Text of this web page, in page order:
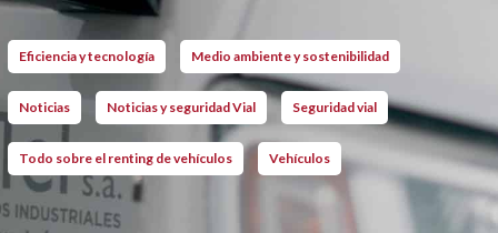
Eficiencia y tecnología Medio ambiente y sostenibilidad
Noticias Noticias y seguridad Vial Seguridad vial
Todo sobre el renting de vehículos Vehículos